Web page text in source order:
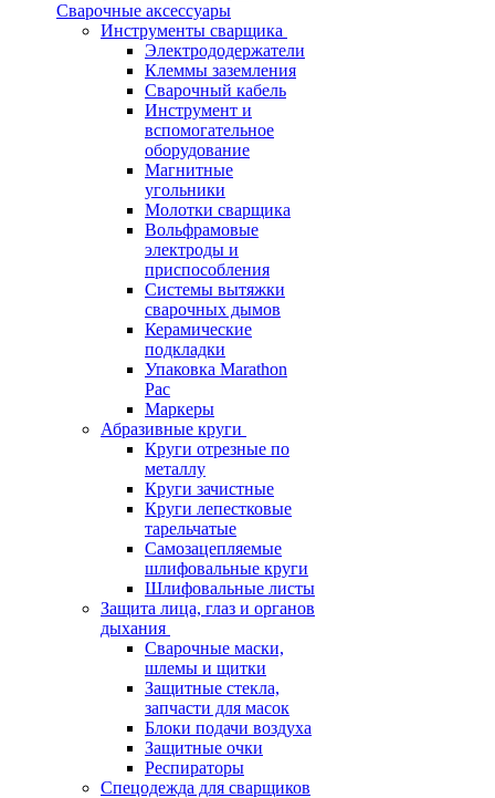
Сварочные аксессуары
Инструменты сварщика
Электрододержатели
Клеммы заземления
Сварочный кабель
Инструмент и
вспомогательное
оборудование
Магнитные
угольники
Молотки сварщика
Вольфрамовые
электроды и
приспособления
Системы вытяжки
сварочных дымов
Керамические
подкладки
Упаковка Marathon
Pac
Маркеры
Абразивные круги
Круги отрезные по
металлу
Круги зачистные
Круги лепестковые
тарельчатые
Самозацепляемые
шлифовальные круги
Шлифовальные листы
Защита лица, глаз и органов
дыхания
Сварочные маски,
шлемы и щитки
Защитные стекла,
запчасти для масок
Блоки подачи воздуха
Защитные очки
Респираторы
Спецодежда для сварщиков